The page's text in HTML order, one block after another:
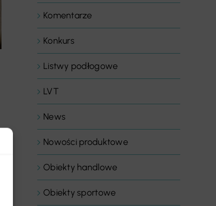
Komentarze
Konkurs
Listwy podłogowe
LVT
News
Nowości produktowe
Obiekty handlowe
Obiekty sportowe